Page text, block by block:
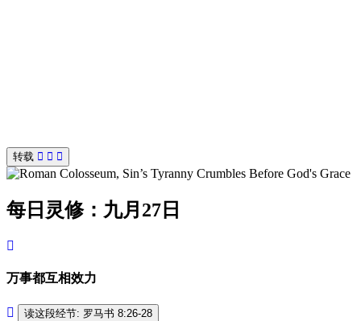
转载
每日灵修：九月27日
万事都互相效力
读这段经节: 罗马书 8:26-28